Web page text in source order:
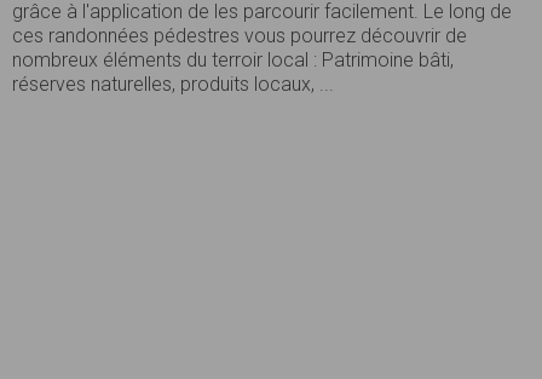
grâce à l'application de les parcourir facilement. Le long de
ces randonnées pédestres vous pourrez découvrir de
nombreux éléments du terroir local : Patrimoine bâti,
réserves naturelles, produits locaux, ...